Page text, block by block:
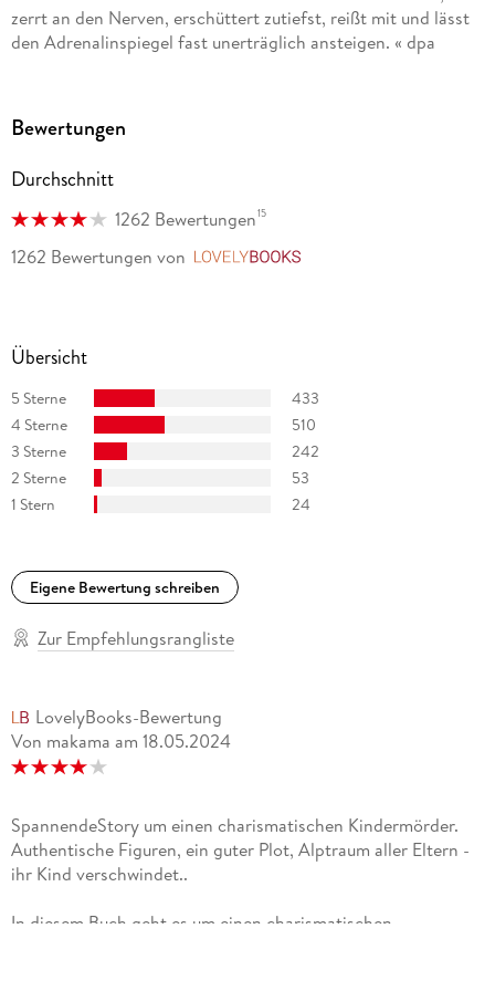
zerrt an den Nerven, erschüttert zutiefst, reißt mit und lässt
den Adrenalinspiegel fast unerträglich ansteigen. « dpa
Bewertungen
Durchschnitt
1262 Bewertungen15
1262 Bewertungen von
Übersicht
5 Sterne
433
4 Sterne
510
3 Sterne
242
2 Sterne
53
1 Stern
24
Eigene Bewertung schreiben
Zur Empfehlungsrangliste
LovelyBooks-Bewertung
Von makama am 18.05.2024
SpannendeStory um einen charismatischen Kindermörder.
Authentische Figuren, ein guter Plot, Alptraum aller Eltern -
ihr Kind verschwindet..
In diesem Buch geht es um einen charismatischen